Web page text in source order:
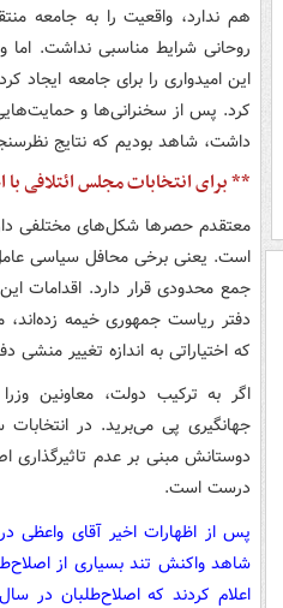
روحانی شرایط مناسبی نداشت. اما
این امیدواری را برای جامعه ایجاد
کرد. پس از سخنرانی‌ها و
داشت، شاهد بودیم که نتایج
** برای انتخابات مجلس ائتلافی با
معتقدم حصرها شکل‌های مختلفی
است. یعنی برخی محافل سیاسی
جمع محدودی قرار دارد. اقدامات
دفتر ریاست جمهوری خیمه زده‌اند،
که اختیاراتی به اندازه تغییر منشی
اگر به ترکیب دولت، معاونین
جهانگیری پی می‌برید. در
دوستانش مبنی بر عدم تاثیرگذاری
درست است.
پس از اظهارات اخیر آقای واعظی
شاهد واکنش تند بسیاری از